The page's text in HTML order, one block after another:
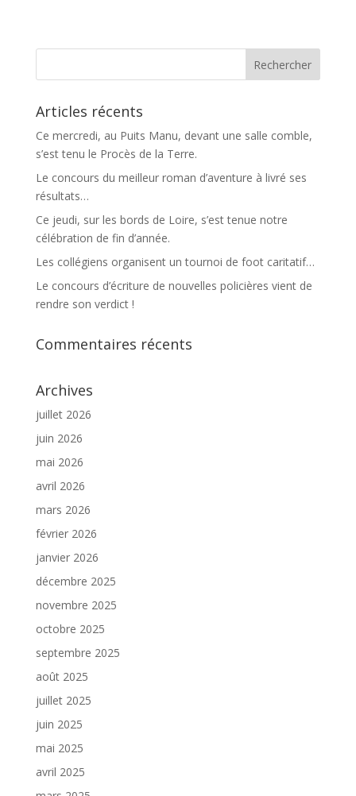
Articles récents
Ce mercredi, au Puits Manu, devant une salle comble,
s’est tenu le Procès de la Terre.
Le concours du meilleur roman d’aventure à livré ses
résultats…
Ce jeudi, sur les bords de Loire, s’est tenue notre
célébration de fin d’année.
Les collégiens organisent un tournoi de foot caritatif…
Le concours d’écriture de nouvelles policières vient de
rendre son verdict !
Commentaires récents
Archives
juillet 2026
juin 2026
mai 2026
avril 2026
mars 2026
février 2026
janvier 2026
décembre 2025
novembre 2025
octobre 2025
septembre 2025
août 2025
juillet 2025
juin 2025
mai 2025
avril 2025